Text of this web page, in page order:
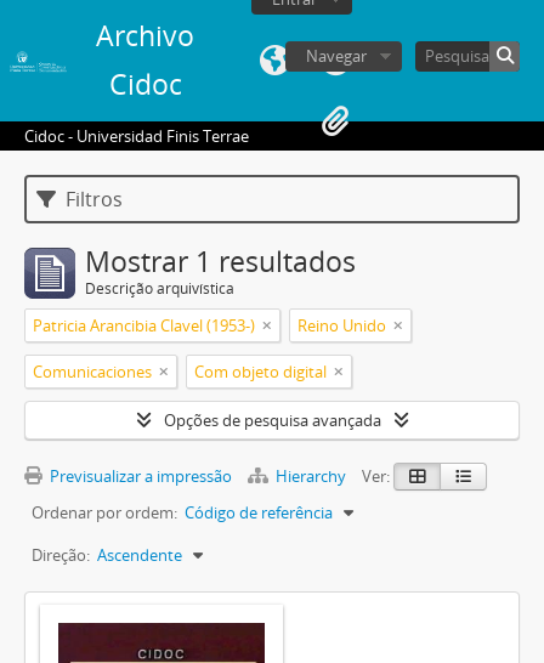
Archivo
Cidoc
Navegar
Cidoc - Universidad Finis Terrae
Filtros
Mostrar 1 resultados
Descrição arquivística
Patricia Arancibia Clavel (1953-) Reino Unido
Comunicaciones Com objeto digital
Opções de pesquisa avançada
Previsualizar a impressão Hierarchy
Ver:
Ordenar por ordem: Código de referência
Direção: Ascendente